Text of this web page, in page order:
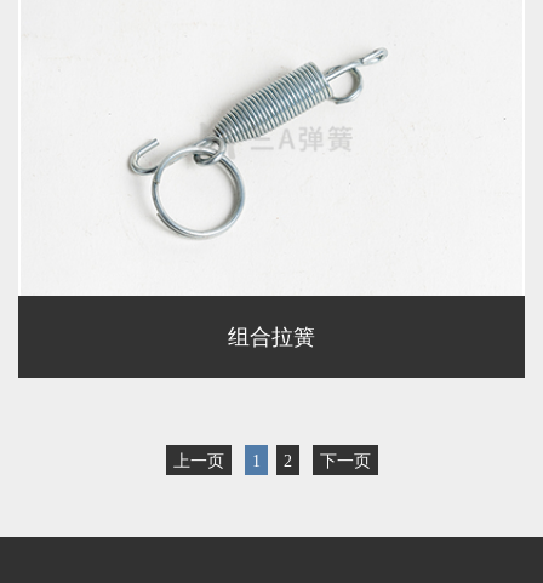
组合拉簧
上一页 1 2 下一页